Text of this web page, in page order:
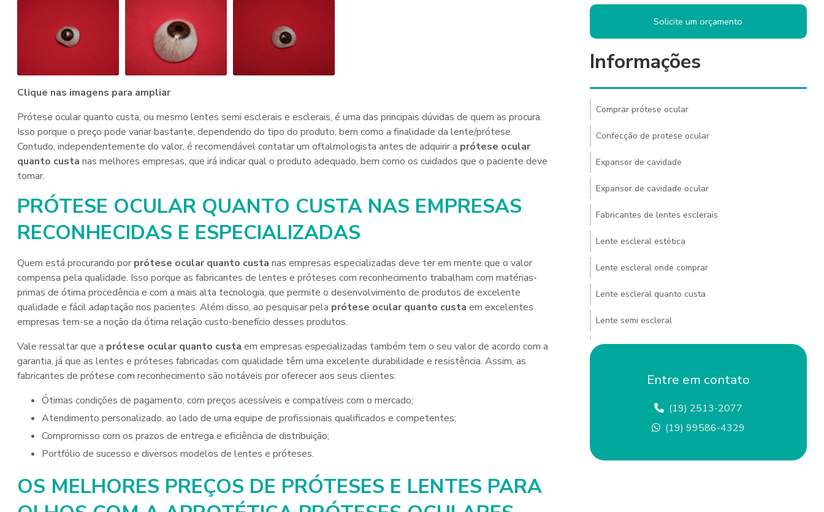
Clique nas imagens para ampliar
Prótese ocular quanto custa, ou mesmo lentes semi esclerais e esclerais, é uma das principais dúvidas de quem as procura.
Isso porque o preço pode variar bastante, dependendo do tipo do produto, bem como a finalidade da lente/prótese.
Contudo, independentemente do valor, é recomendável contatar um oftalmologista antes de adquirir a prótese ocular
quanto custa nas melhores empresas, que irá indicar qual o produto adequado, bem como os cuidados que o paciente deve
tomar.
PRÓTESE OCULAR QUANTO CUSTA NAS EMPRESAS
RECONHECIDAS E ESPECIALIZADAS
Quem está procurando por prótese ocular quanto custa nas empresas especializadas deve ter em mente que o valor
compensa pela qualidade. Isso porque as fabricantes de lentes e próteses com reconhecimento trabalham com matérias-
primas de ótima procedência e com a mais alta tecnologia, que permite o desenvolvimento de produtos de excelente
qualidade e fácil adaptação nos pacientes. Além disso, ao pesquisar pela prótese ocular quanto custa em excelentes
empresas tem-se a noção da ótima relação custo-benefício desses produtos.
Vale ressaltar que a prótese ocular quanto custa em empresas especializadas também tem o seu valor de acordo com a
garantia, já que as lentes e próteses fabricadas com qualidade têm uma excelente durabilidade e resistência. Assim, as
fabricantes de prótese com reconhecimento são notáveis por oferecer aos seus clientes:
Ótimas condições de pagamento, com preços acessíveis e compatíveis com o mercado;
Atendimento personalizado, ao lado de uma equipe de profissionais qualificados e competentes;
Compromisso com os prazos de entrega e eficiência de distribuição;
Portfólio de sucesso e diversos modelos de lentes e próteses.
OS MELHORES PREÇOS DE PRÓTESES E LENTES PARA
Solicite um orçamento
Informações
Comprar prótese ocular
Confecção de protese ocular
Expansor de cavidade
Expansor de cavidade ocular
Fabricantes de lentes esclerais
Lente escleral estética
Lente escleral onde comprar
Lente escleral quanto custa
Lente semi escleral
Lentes esclerais campinas
Lentes esclerais coloridas
Lentes esclerais custo
Entre em contato
(19) 2513-2077
(19) 99586-4329